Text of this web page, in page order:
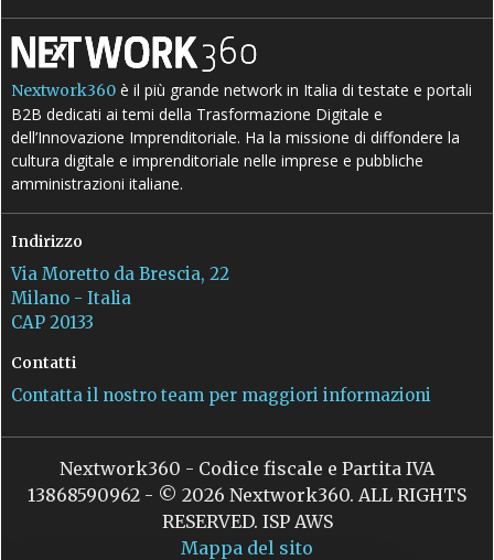
Nextwork360 è il più grande network in Italia di testate e portali
B2B dedicati ai temi della Trasformazione Digitale e
dell’Innovazione Imprenditoriale. Ha la missione di diffondere la
cultura digitale e imprenditoriale nelle imprese e pubbliche
amministrazioni italiane.
Indirizzo
Via Moretto da Brescia, 22
Milano - Italia
CAP 20133
Contatti
Contatta il nostro team per maggiori informazioni
Nextwork360 - Codice fiscale e Partita IVA
13868590962 - © 2026 Nextwork360. ALL RIGHTS
RESERVED. ISP AWS
Mappa del sito